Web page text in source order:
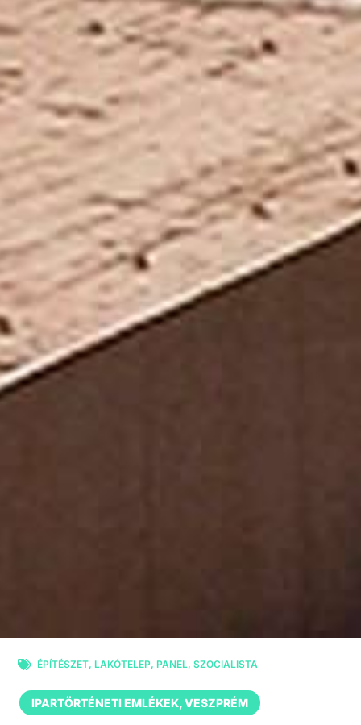
ÉPÍTÉSZET,LAKÓTELEP,PANEL,SZOCIALISTA
IPARTÖRTÉNETI EMLÉKEK,VESZPRÉM